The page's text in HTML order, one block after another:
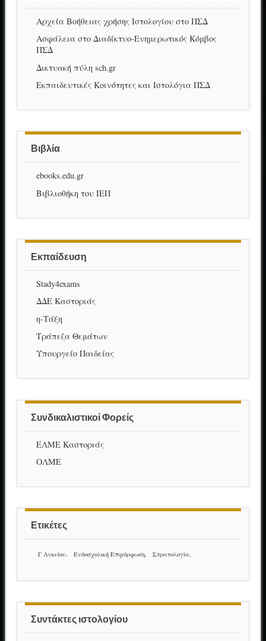
Αρχεία Βοήθειας χρήσης Ιστολογίου στο ΠΣΔ
Ασφάλεια στο Διαδίκτυο-Ενημερωτικός Κόμβος
ΠΣΔ
Δικτυακή πύλη sch.gr
Εκπαιδευτικές Κοινότητες και Ιστολόγια ΠΣΔ
Βιβλία
ebooks.edu.gr
Βιβλιοθήκη του ΙΕΠ
Εκπαίδευση
Stady4exams
ΔΔΕ Καστοριάς
η-Τάξη
Τράπεζα Θεμάτων
Υπουργείο Παιδείας
Συνδικαλιστικοί Φορείς
ΕΛΜΕ Καστοριάς
ΟΛΜΕ
Ετικέτες
Γ Λυκείου Ενδοσχολική Επιμόρφωση Στρατολογία
Συντάκτες ιστολογίου